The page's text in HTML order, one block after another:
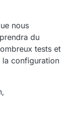
nous
du
tests et
la configuration